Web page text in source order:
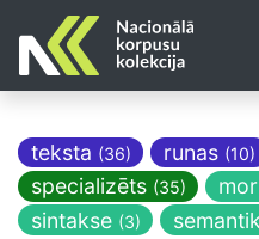
teksta (36) runas (10)
specializēts (35)
sintakse (3)